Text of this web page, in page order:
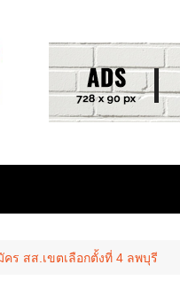
ร สส.เขตเลือกตั้งที่ 4 ลพบุรี